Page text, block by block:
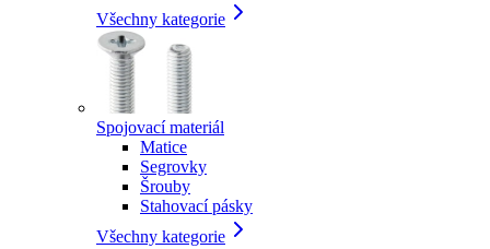
Všechny kategorie
Spojovací materiál
Matice
Segrovky
Šrouby
Stahovací pásky
Všechny kategorie